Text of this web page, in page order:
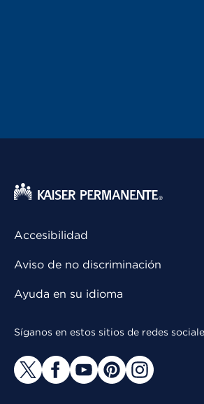
Accesibilidad
Aviso de no discriminación
Ayuda en su idioma
Síganos en estos sitios de redes